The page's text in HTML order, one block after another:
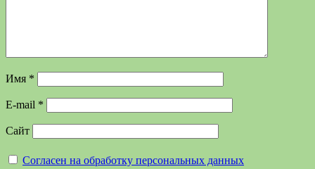
Имя *
E-mail *
Сайт
Согласен на обработку персональных данных